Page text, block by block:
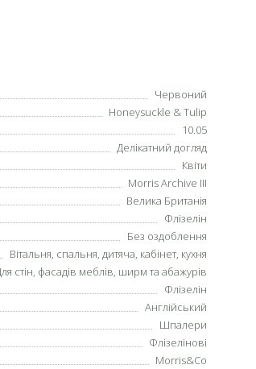
Червоний
Honeysuckle & Tulip
10.05
Делікатний догляд
Квіти
Morris Archive III
Велика Британія
Флізелін
Без оздоблення
Вітальня, спальня, дитяча, кабінет, кухня
стін, фасадів меблів, ширм та абажурів
Флізелін
Англійський
Шпалери
Флізелінові
Morris&Co